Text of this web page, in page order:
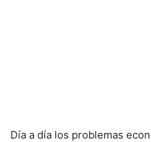
Día a día los problemas